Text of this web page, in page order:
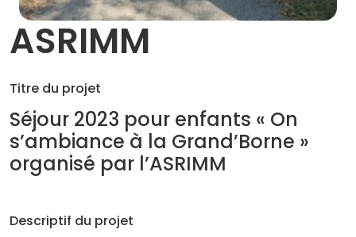
ASRIMM
Titre du projet
Séjour 2023 pour enfants « On
s’ambiance à la Grand’Borne »
organisé par l’ASRIMM
Descriptif du projet